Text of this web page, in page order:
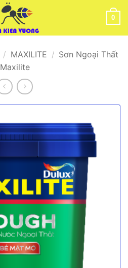
0
/ MAXILITE / Sơn Ngoại Thất
Maxilite